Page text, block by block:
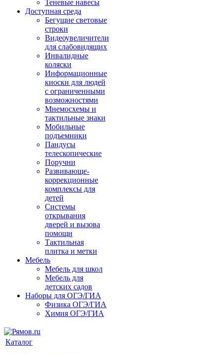
Теневые навесы
Доступная среда
Бегущие световые
строки
Видеоувеличители
для слабовидящих
Инвалидные
коляски
Информационные
киоски для людей
с ограниченными
возможностями
Мнемосхемы и
тактильные знаки
Мобильные
подъемники
Пандусы
телескопические
Поручни
Развивающе-
коррекционные
комплексы для
детей
Системы
открывания
дверей и вызова
помощи
Тактильная
плитка и метки
Мебель
Мебель для школ
Мебель для
детских садов
Наборы для ОГЭ/ГИА
Физика ОГЭ/ГИА
Химия ОГЭ/ГИА
Каталог